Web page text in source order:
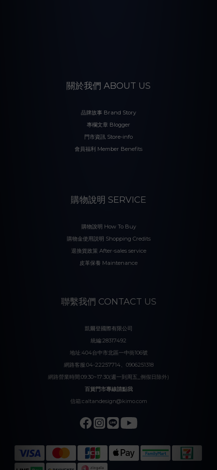
關於我們 ABOUT US
品牌故事 Brand Story
專欄文章 Blogger
門市資訊 Store-info
會員福利 Member Benefits
購物說明 SERVICE
購物說明 How To Buy
購物金使用説明 Shopping Credits
退換貨政策 After-sales service
皮革保養 Maintenance
聯繫我們 CONTACT US
凱爾登國際有限公司
統編:28317492
地址:404台中市北區一中街106號
網路客服:04-22257714、0906251318
網路營業時間:09:30~17:30(週一到周五_例假日除外)
百貨門市專線請點我
信箱:caltandesign@kimo.com